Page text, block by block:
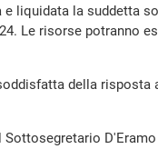
e liquidata la suddetta
Le risorse potranno
della risposta
Sottosegretario